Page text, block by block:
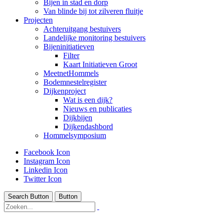
Bijen in stad en dorp
Van blinde bij tot zilveren fluitje
Projecten
Achteruitgang bestuivers
Landelijke monitoring bestuivers
Bijeninitiatieven
Filter
Kaart Initiatieven Groot
MeetnetHommels
Bodemnestelregister
Dijkenproject
Wat is een dijk?
Nieuws en publicaties
Dijkbijen
Dijkendashbord
Hommelsymposium
Facebook Icon
Instagram Icon
Linkedin Icon
Twitter Icon
Search Button Button